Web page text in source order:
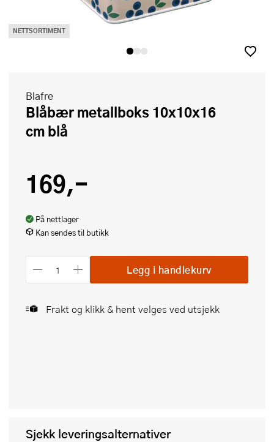
NETTSORTIMENT
Blafre
Blåbær metallboks 10x10x16
cm blå
169,-
På nettlager
Kan sendes til butikk
Legg i handlekurv
Frakt og klikk & hent velges ved utsjekk
Sjekk leveringsalternativer